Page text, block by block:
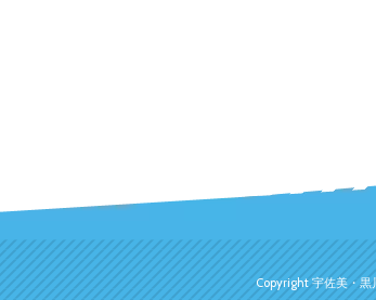
Copyright 宇佐美・黒